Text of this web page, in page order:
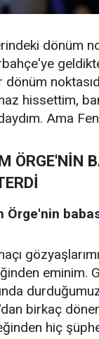
dönüm
dönüm
hissettim,
Ama
ÖRGE'NİN
Örge'nin
eminim.
birkaç
hiç